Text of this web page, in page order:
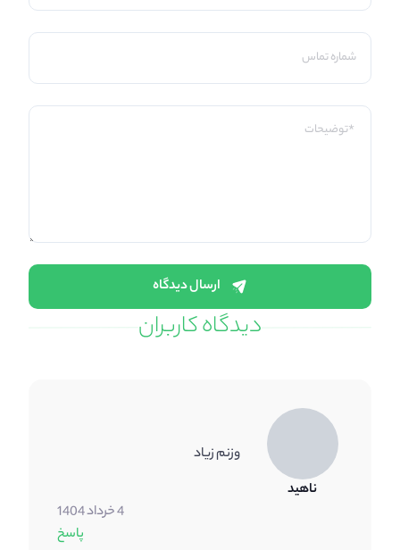
ارسال دیدگاه
دیدگاه کاربران
ناهید
وزنم زیاد
4 خرداد 1404
پاسخ